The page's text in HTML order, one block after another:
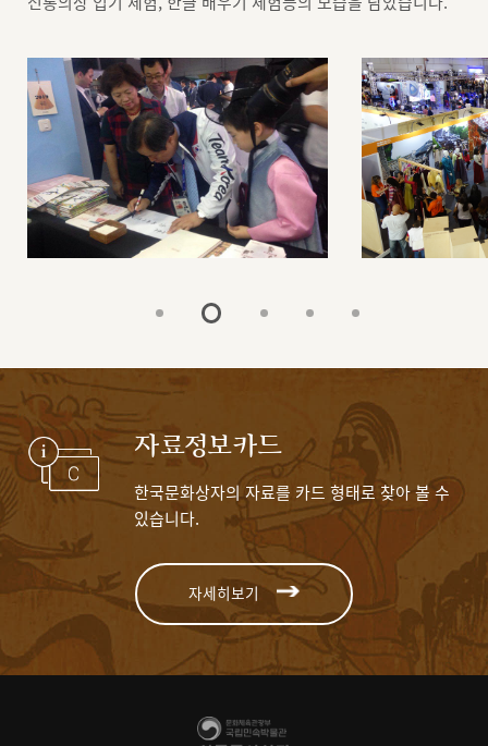
자료정보카드
한국문화상자의 자료를 카드 형태로 찾아 볼 수
있습니다.
자세히보기